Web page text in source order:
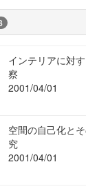
インテリアに対
察
2001/04/01
空間の自己化と
究
2001/04/01